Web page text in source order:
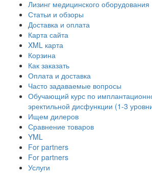
Лизинг медицинского оборудования
Статьи и обзоры
Доставка и оплата
Карта сайта
XML карта
Корзина
Как заказать
Оплата и доставка
Часто задаваемые вопросы
Обучающий курс по
эректильной дисфункции (1-3
Ищем дилеров
Сравнение товаров
YML
For partners
For partners
Услуги